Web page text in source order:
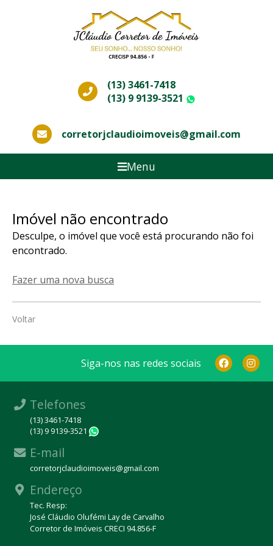
(13) 3461-7418
(13) 9 9139-3521
corretorjclaudioimoveis@gmail.com
Menu
Imóvel não encontrado
Desculpe, o imóvel que você está procurando não foi
encontrado.
Fazer uma nova busca
Voltar
Siga-nos nas redes sociais
Telefones
(13) 3461-7418
(13) 9 9139-3521
E-mail
corretorjclaudioimoveis@gmail.com
Endereço
Tec. Resp:
José Cláudio Olufémi Lay de Carvalho
Corretor de Imóveis CRECI 94.856-F